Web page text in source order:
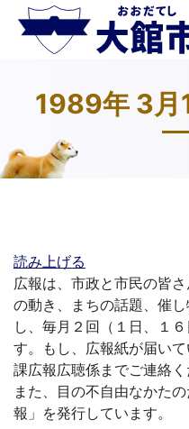
1989年 3
読み上げる
広報は、市政と市民の皆
の動き、まちの話題、催
し、毎月２回（１日、１
す。もし、広報紙が届い
課広報広聴係までご連絡く
また、目の不自由なかた
報」を発行しています。